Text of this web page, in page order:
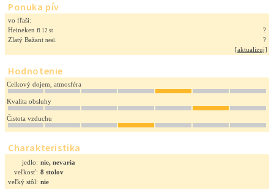
Ponuka pív
vo fľaši:
Heineken fl 12 st
?
Zlatý Bažant neal.
?
[aktualizuj]
Hodnotenie
Celkový dojem, atmosféra
Kvalita obsluhy
Čistota vzduchu
Charakteristika
jedlo: nie, nevaria
veľkosť: 8 stolov
veľký stôl: nie